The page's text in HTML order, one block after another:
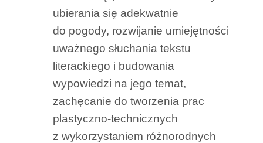
ubierania się adekwatnie
do pogody, rozwijanie umiejętności
uważnego słuchania tekstu
literackiego i budowania
wypowiedzi na jego temat,
zachęcanie do tworzenia prac
plastyczno-technicznych
z wykorzystaniem różnorodnych